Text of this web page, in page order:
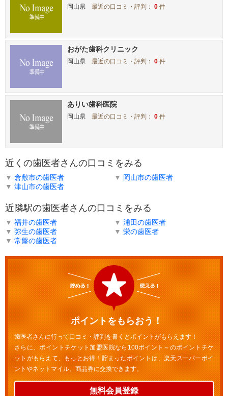
岡山県 最近の口コミ・評判：0 件
おがた歯科クリニック
岡山県 最近の口コミ・評判：0 件
ありい歯科医院
岡山県 最近の口コミ・評判：0 件
近くの歯医者さんの口コミをみる
▼ 倉敷市の歯医者 ▼ 岡山市の歯医者
▼ 津山市の歯医者
近隣駅の歯医者さんの口コミをみる
▼ 福井の歯医者 ▼ 浦田の歯医者
▼ 弥生の歯医者 ▼ 栄の歯医者
▼ 常盤の歯医者
ポイントをもらおう！
歯医者さんに行って口コミ・評判を書くとポイントがもらえます！
さらに、ポイントチケット加盟医院なら100ポイント～のポイントチケ
ットがもらえて、もっとお得！貯まったポイントは、楽天スーパーポイ
ントやネットマイル、商品券に交換できます。
無料会員登録